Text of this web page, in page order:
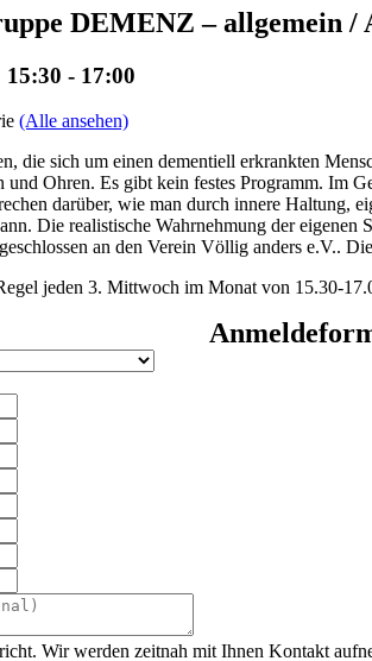
DEMENZ – allgemein /
15:30 - 17:00
(Alle ansehen)
die sich um einen dementiell erkrankten
Ohren. Es gibt kein festes Programm. Im
darüber, wie man durch innere Haltung,
Die realistische Wahrnehmung der
an den Verein Völlig anders e.V..
jeden 3. Mittwoch im Monat von 15.30-
Wir werden zeitnah mit Ihnen Kontakt